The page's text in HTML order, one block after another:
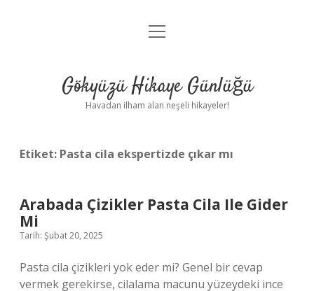
Anasayfa
Yasal Uyarı
menüyü
Gökyüzü Hikaye Günlüğü
Havadan ilham alan neşeli hikayeler!
Etiket: Pasta cila ekspertizde çıkar mı
Arabada Çizikler Pasta Cila Ile Gider
Mi
Tarih: Şubat 20, 2025
Pasta cila çizikleri yok eder mi? Genel bir cevap
vermek gerekirse, cilalama macunu yüzeydeki ince